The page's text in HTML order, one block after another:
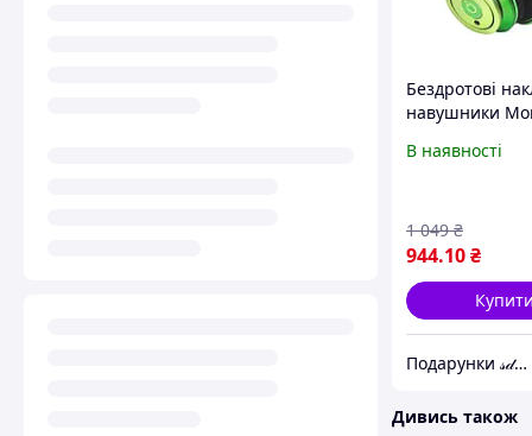
Бездротові
навушники
В наявності
944.10₴
1 049 ₴
Купити
Подарунки 𝓈𝒹𝓊𝓈𝒽𝑜𝒾 для Вас!!!
Дивись також